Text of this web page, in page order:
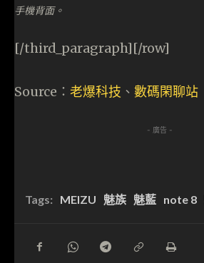
手機背面。
[/third_paragraph][/row]
Source： 老爆科技 、 數碼閑聊站
- 廣告 -
Tags: MEIZU 魅族 魅藍 note 8